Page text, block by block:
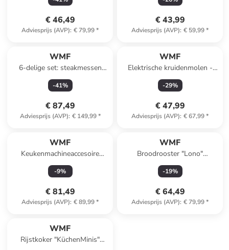
€ 46,49
Adviesprijs (AVP): € 79,99*
€ 43,99
Adviesprijs (AVP): € 59,99*
WMF
6-delige set: steakmessen
"Ranch" lichtbruin - (L)24 cm
-41%
€ 87,49
Adviesprijs (AVP): € 149,99*
WMF
Elektrische kruidenmolen -
(H)21 x Ø 5 cm
-29%
€ 47,99
Adviesprijs (AVP): € 67,99*
WMF
Keukenmachineaccesoire
"Profi Plus - Tagliatelle-
Schneider"
-9%
€ 81,49
Adviesprijs (AVP): € 89,99*
WMF
Broodrooster "Lono"
zilverkleurig/zwart
-19%
€ 64,49
Adviesprijs (AVP): € 79,99*
WMF
Rijstkoker "KüchenMinis"